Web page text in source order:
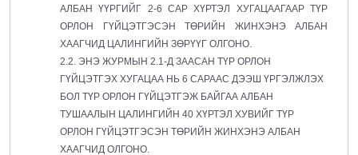
АЛБАН ҮҮРГИЙГ 2-6 САР ХҮРТЭЛ ХУГАЦААГААР ТҮР
ОРЛОН ГҮЙЦЭТГЭСЭН ТӨРИЙН ЖИНХЭНЭ АЛБАН
ХААГЧИД ЦАЛИНГИЙН ЗӨРҮҮГ ОЛГОНО.
2.2. ЭНЭ ЖУРМЫН 2.1-Д ЗААСАН ТҮР ОРЛОН
ГҮЙЦЭТГЭХ ХУГАЦАА НЬ 6 САРААС ДЭЭШ ҮРГЭЛЖЛЭХ
БОЛ ТҮР ОРЛОН ГҮЙЦЭТГЭЖ БАЙГАА АЛБАН
ТУШААЛЫН ЦАЛИНГИЙН 40 ХҮРТЭЛ ХУВИЙГ ТҮР
ОРЛОН ГҮЙЦЭТГЭСЭН ТӨРИЙН ЖИНХЭНЭ АЛБАН
ХААГЧИД ОЛГОНО.